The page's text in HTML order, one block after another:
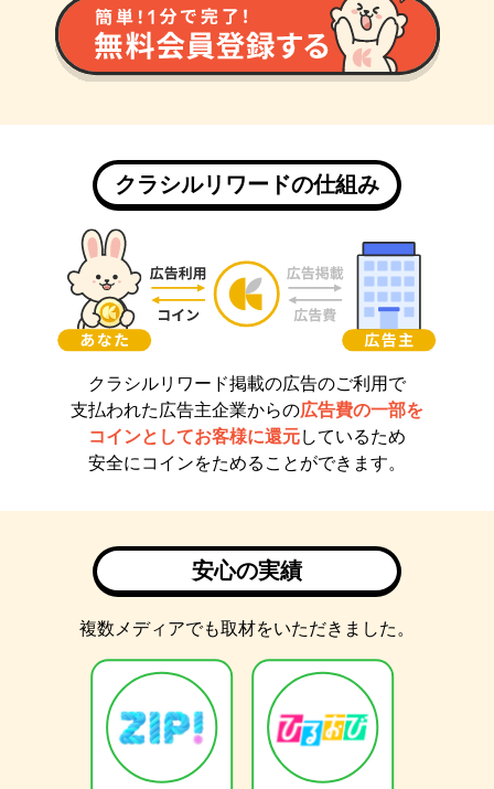
クラシルリワードの仕組み
クラシルリワード掲載の広告のご利用で
支払われた広告主企業からの広告費の一部を
コインとしてお客様に還元しているため
安全にコインをためることができます。
安心の実績
複数メディアでも取材をいただきました。